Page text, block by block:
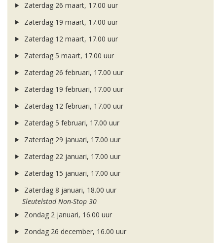
Zaterdag 26 maart, 17.00 uur
Zaterdag 19 maart, 17.00 uur
Zaterdag 12 maart, 17.00 uur
Zaterdag 5 maart, 17.00 uur
Zaterdag 26 februari, 17.00 uur
Zaterdag 19 februari, 17.00 uur
Zaterdag 12 februari, 17.00 uur
Zaterdag 5 februari, 17.00 uur
Zaterdag 29 januari, 17.00 uur
Zaterdag 22 januari, 17.00 uur
Zaterdag 15 januari, 17.00 uur
Zaterdag 8 januari, 18.00 uur
Sleutelstad Non-Stop 30
Zondag 2 januari, 16.00 uur
Zondag 26 december, 16.00 uur